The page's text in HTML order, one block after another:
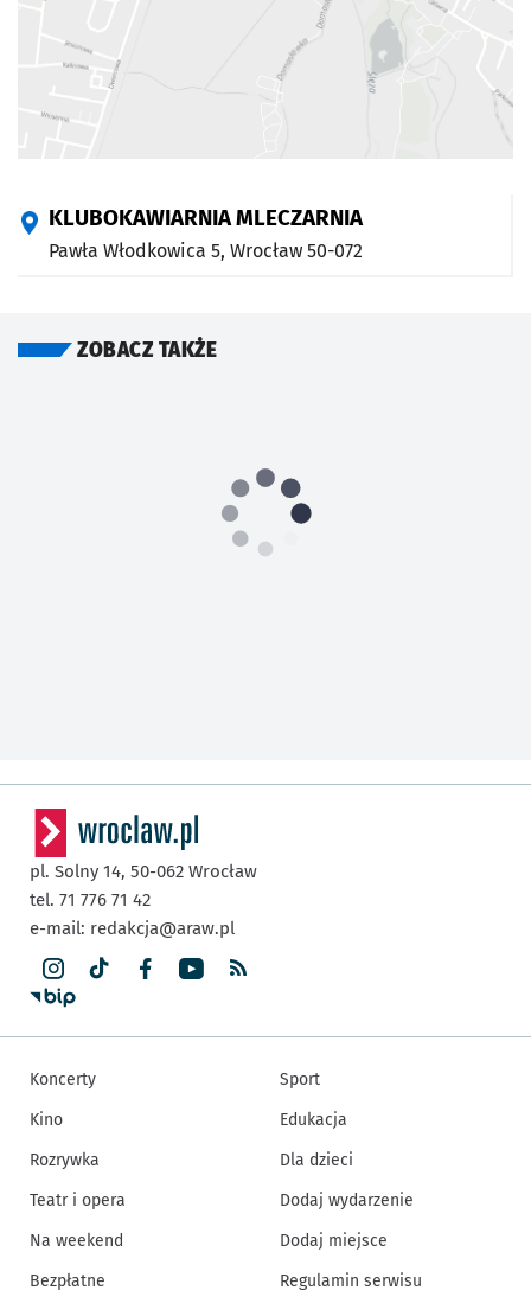
KLUBOKAWIARNIA MLECZARNIA
Pawła Włodkowica 5, Wrocław 50-072
ZOBACZ TAKŻE
pl. Solny 14, 50-062 Wrocław
tel. 71 776 71 42
e-mail: redakcja@araw.pl
Koncerty
Kino
Rozrywka
Teatr i opera
Na weekend
Bezpłatne
Sport
Edukacja
Dla dzieci
Dodaj wydarzenie
Dodaj miejsce
Regulamin serwisu